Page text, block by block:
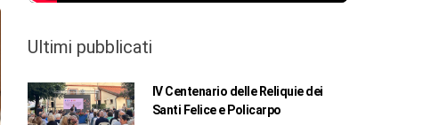
Ultimi pubblicati
IV Centenario delle Reliquie dei
Santi Felice e Policarpo